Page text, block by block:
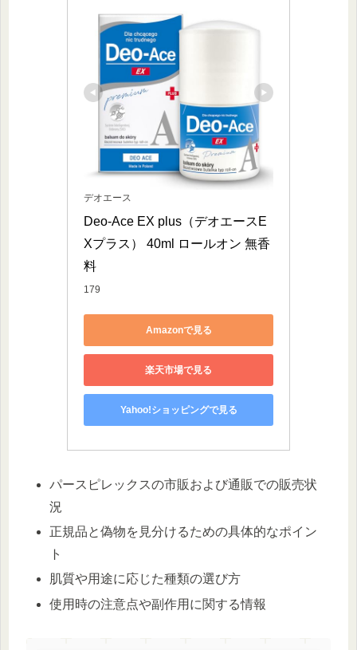
デオエース
Deo-Ace EX plus（デオエースE
Xプラス） 40ml ロールオン 無香
料
179
Amazonで見る
楽天市場で見る
Yahoo!ショッピングで見る
パースピレックスの市販および通販での販売状
況
正規品と偽物を見分けるための具体的なポイン
ト
肌質や用途に応じた種類の選び方
使用時の注意点や副作用に関する情報